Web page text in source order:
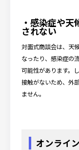
・感染症や
されない
対面式商談会は、天
なったり、感染症の
可能性があります。
接触がないため、外
ません。
オンライ